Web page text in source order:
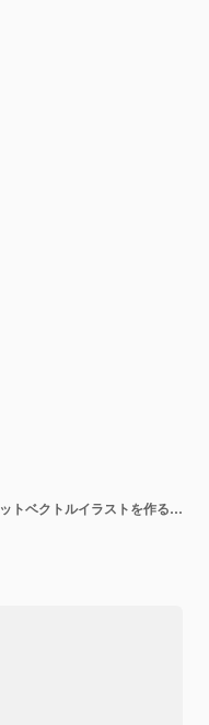
契約締結後に握手する人。取引フラットベクトルイラストを作るビジネスマン。契約、パートナーシップ、バナー、ウェブサイトのデザインまたはランディングウェブページの投資コンセプト